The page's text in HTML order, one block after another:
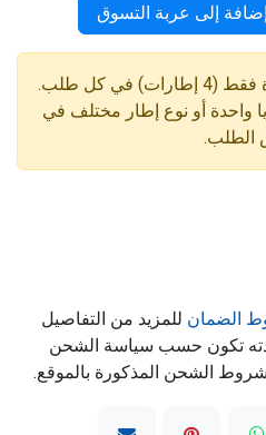
إضافة إلى عربة التسوق
في كل طلب.
واحدة أو نوع إطار مختلف في
الطلب.
الضمان للمزيد من التفاصيل
تكون حسب سياسة الشحن
الشحن المذكورة بالموقع.